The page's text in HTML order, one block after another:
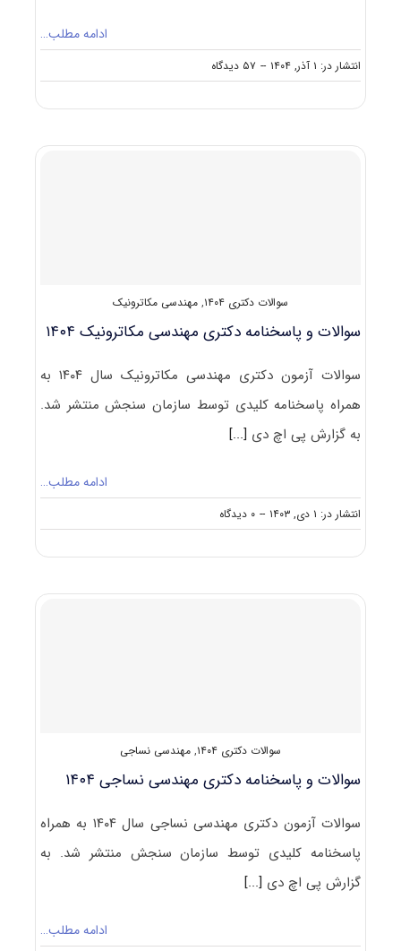
ادامه مطلب…
انتشار در: ۱ آذر, ۱۴۰۴ -- ۵۷ دیدگاه
on
سوالات
مهندسی
سوالات دکتری ۱۴۰۴ , مهندسی مکاترونیک
سوالات و پاسخنامه دکتری مهندسی مکاترونیک ۱۴۰۴
سوالات آزمون دکتری مهندسی مکاترونیک سال ۱۴۰۴ به
همراه پاسخنامه کلیدی توسط سازمان سنجش منتشر شد.
به گزارش پی اچ دی [...]
ادامه مطلب…
انتشار در: ۱ دی, ۱۴۰۳ -- ۰ دیدگاه
on
سوالات
مهندسی
سوالات دکتری ۱۴۰۴ , مهندسی نساجی
سوالات و پاسخنامه دکتری مهندسی نساجی ۱۴۰۴
سوالات آزمون دکتری مهندسی نساجی سال ۱۴۰۴ به همراه
پاسخنامه کلیدی توسط سازمان سنجش منتشر شد. به
گزارش پی اچ دی [...]
ادامه مطلب…